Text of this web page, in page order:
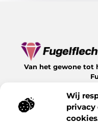
Wij
privacy
Van het gewone tot
leven
Bericht categorie